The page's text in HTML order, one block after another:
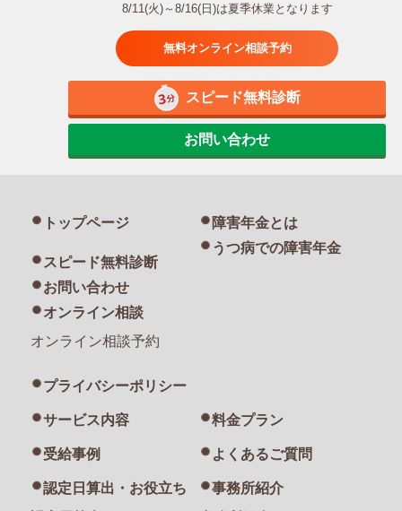
8/11(火)～8/16(日)は夏季休業となります
無料オンライン相談予約
スピード無料診断
お問い合わせ
トップページ
スピード無料診断
お問い合わせ
オンライン相談
オンライン相談予約
プライバシーポリシー
障害年金とは
うつ病での障害年金
サービス内容 料金プラン
受給事例 よくあるご質問
認定日算出・お役立ち
事務所紹介